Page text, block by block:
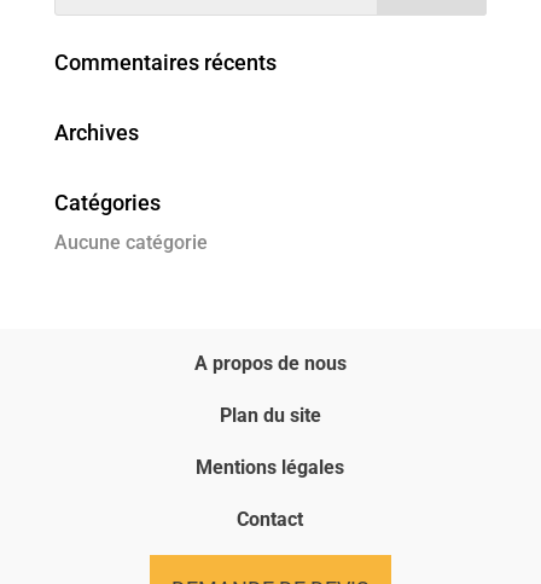
Commentaires récents
Archives
Catégories
Aucune catégorie
A propos de nous
Plan du site
Mentions légales
Contact